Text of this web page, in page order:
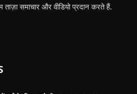
समाचार और वीडियो प्रदान करते हैं.